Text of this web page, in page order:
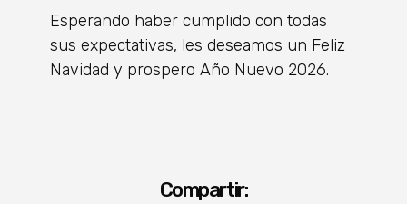
Esperando haber cumplido con todas
sus expectativas, les deseamos un Feliz
Navidad y prospero Año Nuevo 2026.
Compartir: